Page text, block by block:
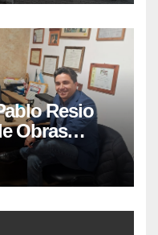
Resio
Obras
de
la ruta a